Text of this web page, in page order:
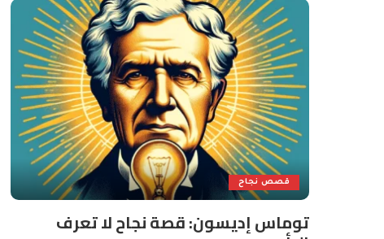
قصص نجاح
توماس إديسون: قصة نجاح لا تعرف